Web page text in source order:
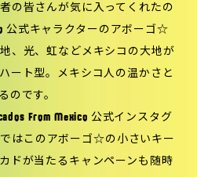
の皆さんが気に入ってくれたの
公式キャラクターのアボーゴ☆
、光、虹などメキシコの大地が
ート型。メキシコ人の温かさと
のです。
From Mexico 公式インスタグ
ではこのアボーゴ☆の小さいキー
ドが当たるキャンペーンも随時